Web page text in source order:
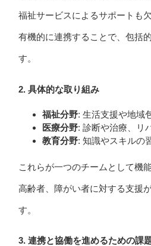
福祉サービスによるサポートも
有機的に連携することで、包括
す。
2.具体的な取り組み
福祉分野: 生活支援や地域
医療分野: 診断や治療、リ
教育分野: 知識やスキルの
これらが一つのチームとして機
高齢者、障がい者に対する支援
す。
3.連携と協働を進めるための課